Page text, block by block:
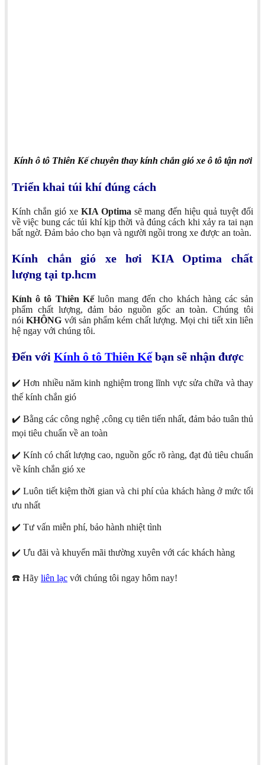
Kính ô tô Thiên Kế chuyên thay kính chắn gió xe ô tô tận nơi
Triển khai túi khí đúng cách
Kính chắn gió xe KIA Optima sẽ mang đến hiệu quả tuyệt đối
về việc bung các túi khí kịp thời và đúng cách khi xảy ra tai nạn
bất ngờ. Đảm bảo cho bạn và người ngồi trong xe được an toàn.
Kính chắn gió xe hơi KIA Optima chất
lượng tại tp.hcm
Kính ô tô Thiên Kếluôn mang đến cho khách hàng các sản
phẩm chất lượng, đảm bảo nguồn gốc an toàn. Chúng tôi
nóiKHÔNG với sản phẩm kém chất lượng. Mọi chi tiết xin liên
hệ ngay với chúng tôi.
Đến với Kính ô tô Thiên Kếbạn sẽ nhận được
✔️ Hơn nhiều năm kinh nghiệm trong lĩnh vực sửa chữa và thay
thế kính chắn gió
✔️ Bằng các công nghệ ,công cụ tiên tiến nhất, đảm bảo tuân thủ
mọi tiêu chuẩn về an toàn
✔️ Kính có chất lượng cao, nguồn gốc rõ ràng, đạt đủ tiêu chuẩn
về kính chắn gió xe
✔️ Luôn tiết kiệm thời gian và chi phí của khách hàng ở mức tối
ưu nhất
✔️ Tư vấn miễn phí, bảo hành nhiệt tình
✔️ Ưu đãi và khuyến mãi thường xuyên với các khách hàng
☎️ Hãy liên lạc với chúng tôi ngay hôm nay!